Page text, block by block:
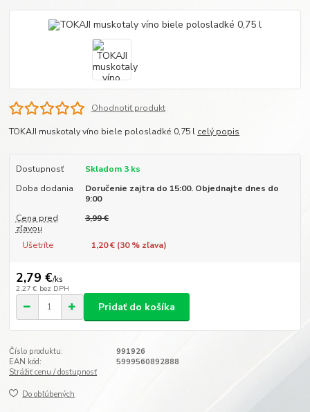
Ohodnotiť produkt
TOKAJI muskotaly víno biele polosladké 0,75 l celý popis
Dostupnosť
Skladom 3 ks
Doba dodania
Doručenie zajtra do 15:00. Objednajte dnes do
9:00
Cena pred
zľavou
3,99 €
Ušetríte 1,20 € (30% zľava)
2,79 €/ks
2,27 € bez DPH
Pridať do košíka
Číslo produktu:
991926
EAN kód:
5999560892888
Strážiť cenu / dostupnosť
Do obľúbených